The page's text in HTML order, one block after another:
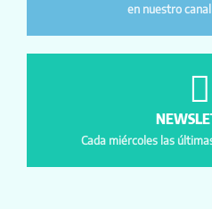
en nuestro canal
Cada miércoles las